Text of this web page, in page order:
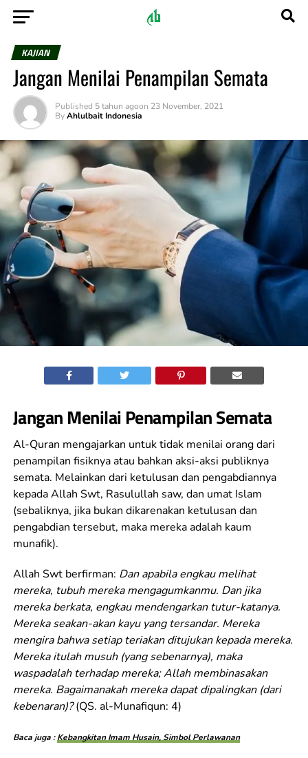
KAJIAN
Jangan Menilai Penampilan Semata
Published 5 tahun agoon 23 November, 2021
By Ahlulbait Indonesia
Jangan Menilai Penampilan Semata
Al-Quran mengajarkan untuk tidak menilai orang dari
penampilan fisiknya atau bahkan aksi-aksi publiknya
semata. Melainkan dari ketulusan dan pengabdiannya
kepada Allah Swt, Rasulullah saw, dan umat Islam
(sebaliknya, jika bukan dikarenakan ketulusan dan
pengabdian tersebut, maka mereka adalah kaum
munafik).
Allah Swt berfirman: Dan apabila engkau melihat
mereka, tubuh mereka mengagumkanmu. Dan jika
mereka berkata, engkau mendengarkan tutur-katanya.
Mereka seakan-akan kayu yang tersandar. Mereka
mengira bahwa setiap teriakan ditujukan kepada mereka.
Mereka itulah musuh (yang sebenarnya), maka
waspadalah terhadap mereka; Allah membinasakan
mereka. Bagaimanakah mereka dapat dipalingkan (dari
kebenaran)?(QS. al-Munafiqun: 4)
Baca juga :Kebangkitan Imam Husain, Simbol Perlawanan